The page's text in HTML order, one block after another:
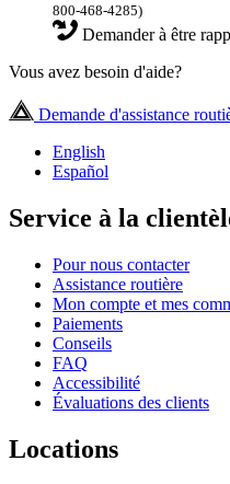
800-468-4285)
Demander à être
Vous avez besoin d'aide?
Demande d'assistance
English
Español
Service à la
Pour nous contacter
Assistance routière
Mon compte et mes
Paiements
Conseils
FAQ
Accessibilité
Évaluations des clients
Locations